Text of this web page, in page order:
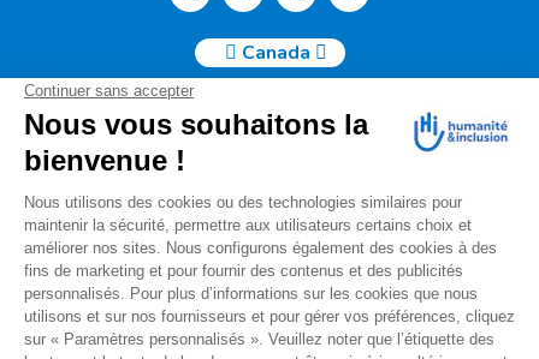
Canada
Humanité & Inclusion Canada | 50, Sainte-Catherine Ouest -
Suite 500b | H2X 3V4 Montréal
info@canada.hi.org
Tél. : (514) 908-2813
No de charité : 88914 7401 RR0001